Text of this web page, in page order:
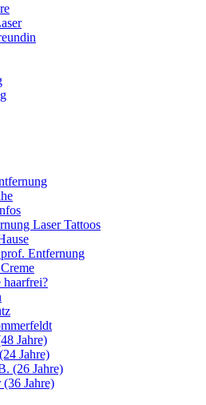
Laser Tattoos
Entfernung
haarfrei?
Jahre)
Jahre)
(26 Jahre)
Jahre)